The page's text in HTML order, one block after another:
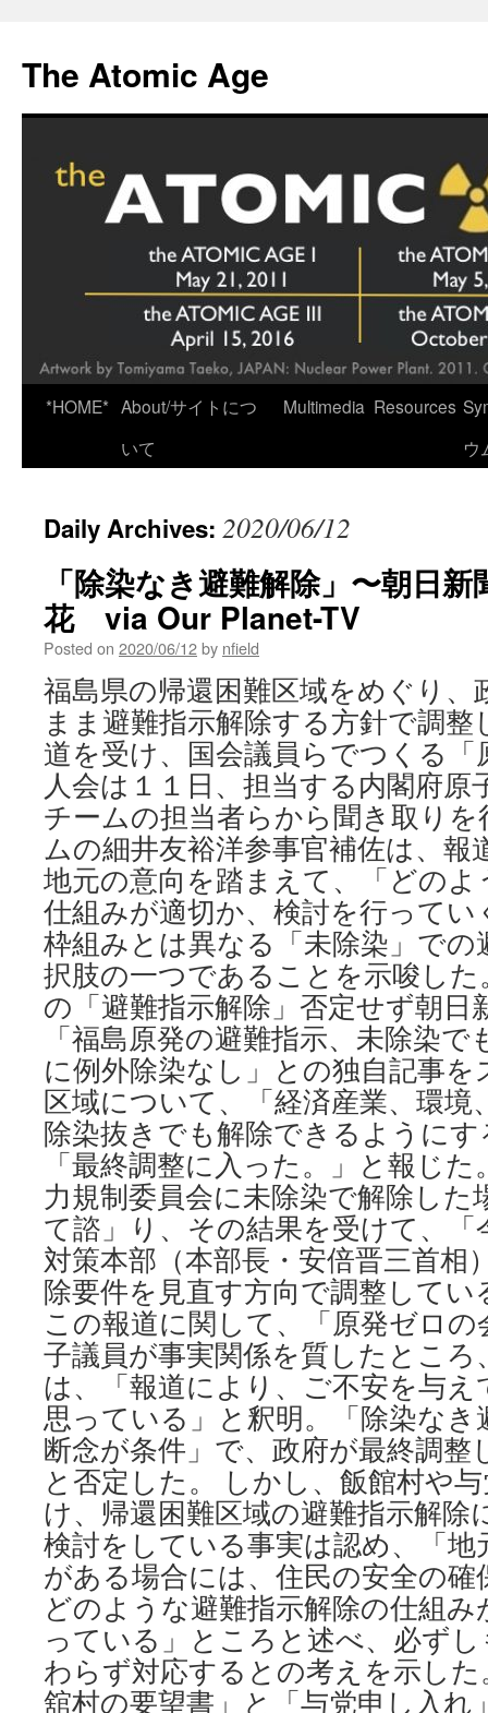
content
The Atomic Age
*HOME* About/サイトにつ
いて
Multimedia Resources
ウ
Daily Archives: 2020/06/12
「除染なき避難解除」〜朝日
花 via Our Planet-TV
Posted on 2020/06/12by nfield
福島県の帰還困難区域をめぐり、
まま避難指示解除する方針で調
道を受け、国会議員らでつくる
人会は１１日、担当する内閣府原
チームの担当者らから聞き取り
ムの細井友裕洋参事官補佐は、報
地元の意向を踏まえて、「どの
仕組みが適切か、検討を行ってい
枠組みとは異なる「未除染」での
択肢の一つであることを示唆し
の「避難指示解除」否定せず朝日
「福島原発の避難指示、未除染
に例外除染なし」との独自記事
区域について、「経済産業、環境
除染抜きでも解除できるように
「最終調整に入った。」と報じ
力規制委員会に未除染で解除した
て諮」り、その結果を受けて、「
対策本部（本部長・安倍晋三首相
除要件を見直す方向で調整して
この報道に関して、「原発ゼロ
子議員が事実関係を質したところ
は、「報道により、ご不安を与
思っている」と釈明。「除染なき
断念が条件」で、政府が最終調
と否定した。 しかし、飯館村や
け、帰還困難区域の避難指示解除
検討をしている事実は認め、「地
がある場合には、住民の安全の
どのような避難指示解除の仕組
っている」ところと述べ、必ず
わらず対応するとの考えを示し
舘村の要望書」と「与党申し入れ